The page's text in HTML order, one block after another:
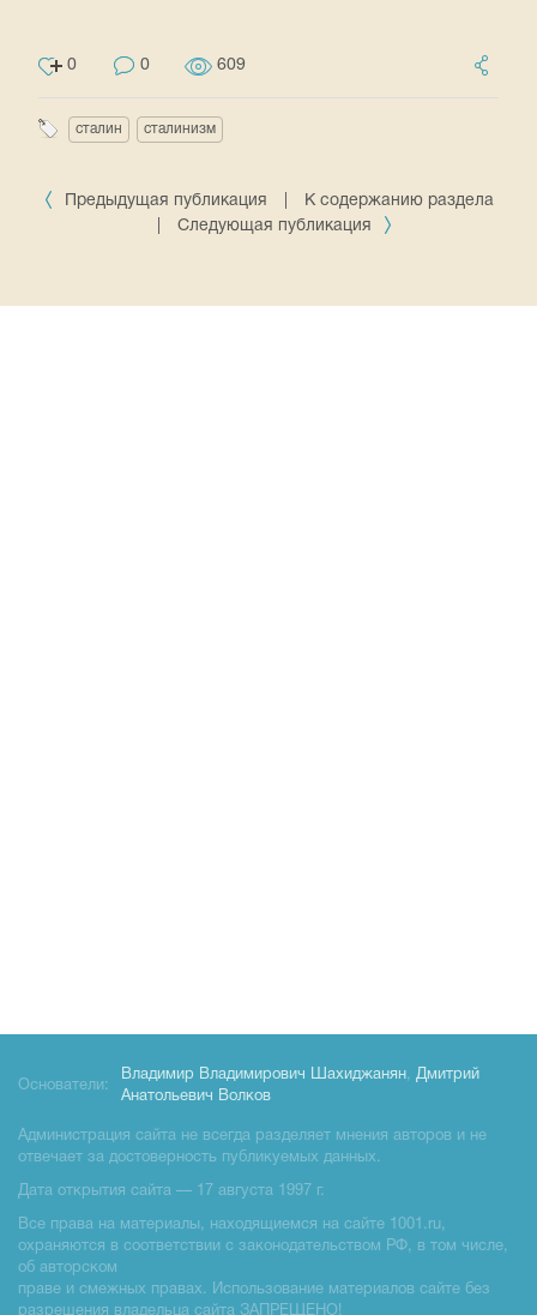
0 0 609
сталин сталинизм
Предыдущая публикация
К содержанию раздела
Следующая публикация
Основатели:
Владимир Владимирович Шахиджанян, Дмитрий
Анатольевич Волков
Администрация сайта не всегда разделяет мнения авторов и не
отвечает за достоверность публикуемых данных.
Дата открытия сайта — 17 августа 1997 г.
Все права на материалы, находящиемся на сайте 1001.ru,
охраняются в соответствии с законодательством РФ, в том числе,
об авторском
праве и смежных правах. Использование материалов сайте без
разрешения владельца сайта ЗАПРЕЩЕНО!